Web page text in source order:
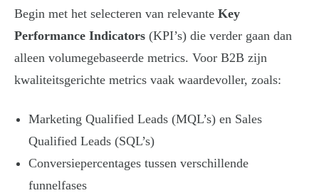
Begin met het selecteren van relevante Key
Performance Indicators (KPI’s) die verder gaan dan
alleen volumegebaseerde metrics. Voor B2B zijn
kwaliteitsgerichte metrics vaak waardevoller, zoals:
Marketing Qualified Leads (MQL’s) en Sales
Qualified Leads (SQL’s)
Conversiepercentages tussen verschillende
funnelfases